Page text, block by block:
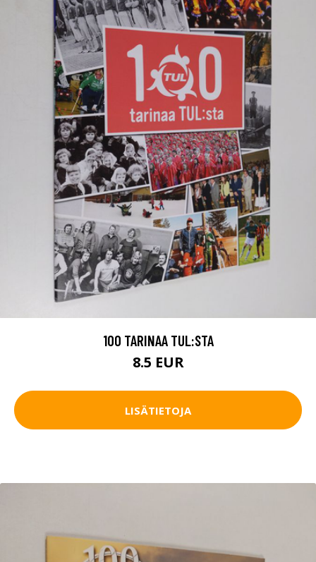
100 TARINAA TUL:STA
8.5 EUR
LISÄTIETOJA